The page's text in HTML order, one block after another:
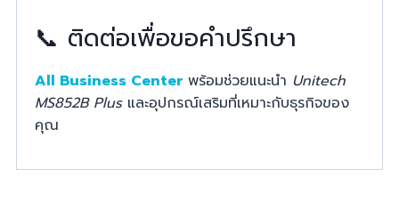
📞 ติดต่อเพื่อขอคำปรึกษา
All Business Center พร้อมช่วยแนะนำ Unitech
MS852B Plusและอุปกรณ์เสริมที่เหมาะกับธุรกิจของ
คุณ